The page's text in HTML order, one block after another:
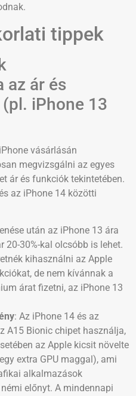
tippek
az ár és
iPhone 13
vásárlásán
megvizsgálni az egyes
ár és funkciók tekintetében.
az iPhone 14 közötti
után az iPhone 13 ára
20-30%-kal olcsóbb is lehet.
kihasználni az Apple
de nem kívánnak a
árat fizetni, az iPhone 13
: Az iPhone 14 és az
A15 Bionic chipet használja,
az Apple kicsit növelte
extra GPU maggal), ami
alkalmazások
előnyt. A mindennapi